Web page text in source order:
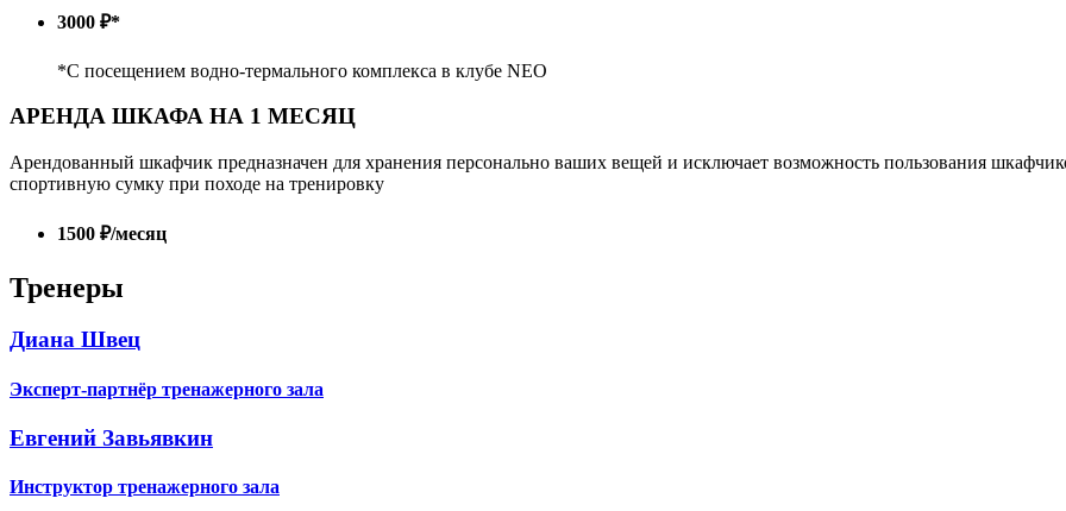
3000 ₽*
*С посещением водно-термального комплекса в клубе NEO
АРЕНДА ШКАФА НА 1 МЕСЯЦ
Арендованный шкафчик предназначен для хранения персонально ваших вещей и исключает возможность пользования
спортивную сумку при походе на тренировку
1500 ₽/месяц
Тренеры
Диана Швец
Эксперт-партнёр тренажерного зала
Евгений Завьявкин
Инструктор тренажерного зала